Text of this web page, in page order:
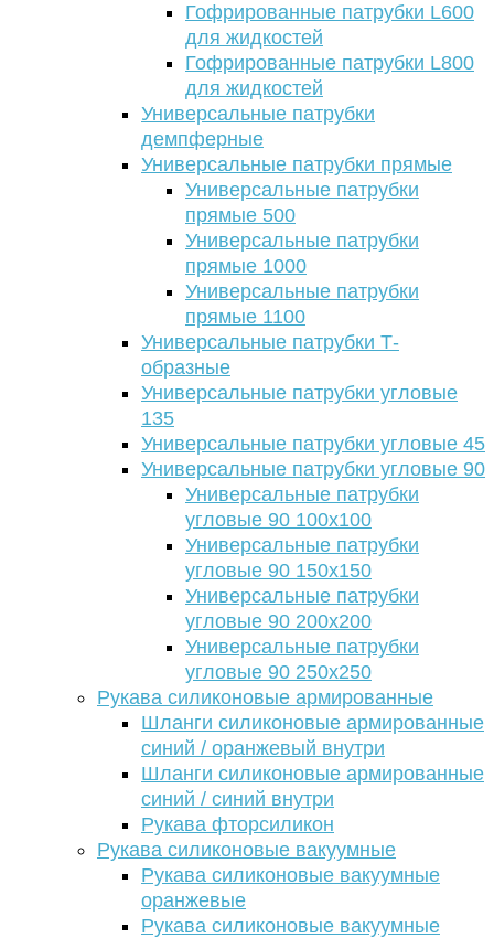
Гофрированные патрубки L600
для жидкостей
Гофрированные патрубки L800
для жидкостей
Универсальные патрубки
демпферные
Универсальные патрубки прямые
Универсальные патрубки
прямые 500
Универсальные патрубки
прямые 1000
Универсальные патрубки
прямые 1100
Универсальные патрубки Т-
образные
Универсальные патрубки угловые
135
Универсальные патрубки угловые 45
Универсальные патрубки угловые 90
Универсальные патрубки
угловые 90 100х100
Универсальные патрубки
угловые 90 150х150
Универсальные патрубки
угловые 90 200х200
Универсальные патрубки
угловые 90 250х250
Рукава силиконовые армированные
Шланги силиконовые армированные
синий / оранжевый внутри
Шланги силиконовые армированные
синий / синий внутри
Рукава фторсиликон
Рукава силиконовые вакуумные
Рукава силиконовые вакуумные
оранжевые
Рукава силиконовые вакуумные